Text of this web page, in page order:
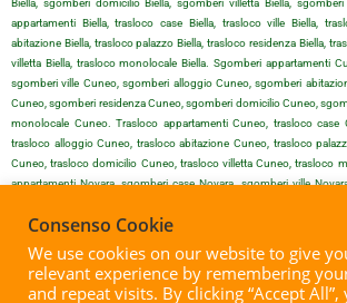
Biella, sgomberi domicilio Biella, sgomberi villetta Biella,
appartamenti Biella, trasloco case Biella, trasloco ville Biella,
abitazione Biella, trasloco palazzo Biella, trasloco residenza Biella,
villetta Biella, trasloco monolocale Biella. Sgomberi appartamenti
sgomberi ville Cuneo, sgomberi alloggio Cuneo, sgomberi
Cuneo, sgomberi residenza Cuneo, sgomberi domicilio Cuneo,
monolocale Cuneo. Trasloco appartamenti Cuneo, trasloco case
trasloco alloggio Cuneo, trasloco abitazione Cuneo, trasloco
Cuneo, trasloco domicilio Cuneo, trasloco villetta Cuneo, trasloco
appartamenti Novara, sgomberi case Novara, sgomberi ville
domicilio Novara, sgomberi villetta Novara, sgomberi monolocale
Novara, trasloco case Novara, trasloco ville Novara, trasloco
Novara, trasloco palazzo Novara, trasloco residenza Novara,
villetta Novara, trasloco monolocale Novara. Sgomberi appartamenti
Consenso Cookie
We use cookies on our website to give
relevant experience by remembering
and repeat visits. By clicking “Accept